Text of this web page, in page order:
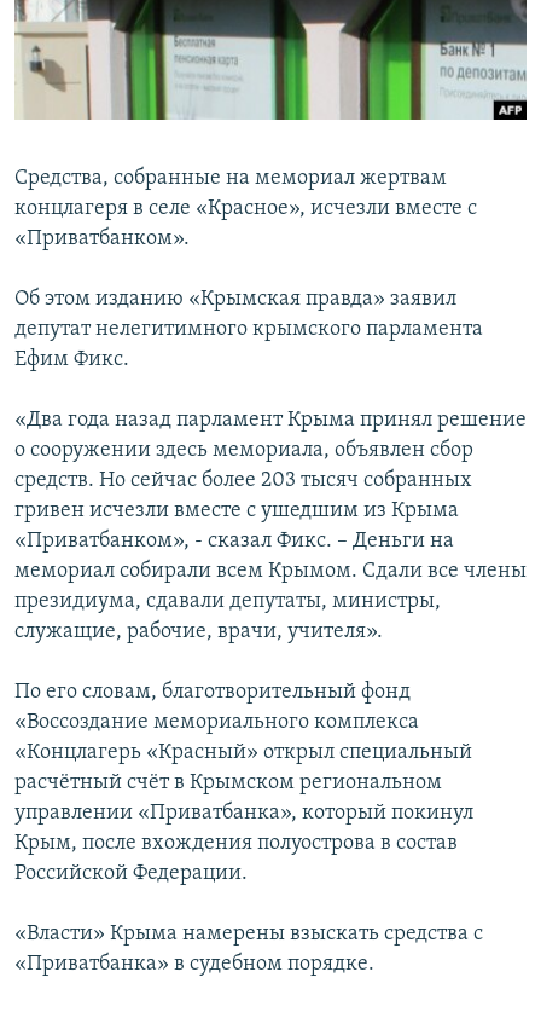
ПОБЕДИТЕЛЕЙ НЕ СУДЯТ?
КРЫМ.НЕПОКОРЕННЫЙ
ELIFBE
ПРИСОЕДИНЯЙТЕСЬ!
Все сайты RFE/RL
Средства, собранные на мемориал жертвам
концлагеря в селе «Красное», исчезли вместе с
«Приватбанком».
Об этом изданию «Крымская правда» заявил
депутат нелегитимного крымского парламента
Ефим Фикс.
«Два года назад парламент Крыма принял решение
о сооружении здесь мемориала, объявлен сбор
средств. Но сейчас более 203 тысяч собранных
гривен исчезли вместе с ушедшим из Крыма
«Приватбанком», - сказал Фикс. – Деньги на
мемориал собирали всем Крымом. Сдали все члены
президиума, сдавали депутаты, министры,
служащие, рабочие, врачи, учителя».
По его словам, благотворительный фонд
«Воссоздание мемориального комплекса
«Концлагерь «Красный» открыл специальный
расчётный счёт в Крымском региональном
управлении «Приватбанка», который покинул
Крым, после вхождения полуострова в состав
Российской Федерации.
«Власти» Крыма намерены взыскать средства с
«Приватбанка» в судебном порядке.